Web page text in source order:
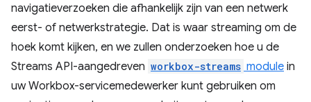
navigatieverzoeken die afhankelijk zijn van een netwerk
eerst- of netwerkstrategie. Dat is waar streaming om de
hoek komt kijken, en we zullen onderzoeken hoe u de
Streams API-aangedreven workbox-streams module in
uw Workbox-servicemedewerker kunt gebruiken om